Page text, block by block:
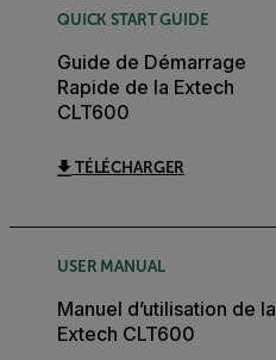
QUICK START GUIDE
Guide de Démarrage
Rapide de la Extech
CLT600
TÉLÉCHARGER
USER MANUAL
Manuel d’utilisation de la
Extech CLT600